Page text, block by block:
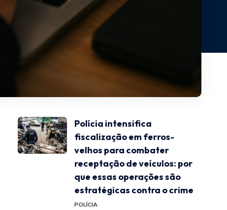
Polícia intensifica
fiscalização em ferros-
velhos para combater
receptação de veículos: por
que essas operações são
estratégicas contra o crime
POLÍCIA